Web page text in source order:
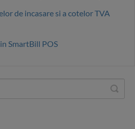
de incasare si a cotelor TVA
SmartBill POS